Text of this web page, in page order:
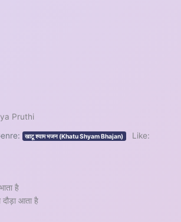
Pruthi
खाटू श्याम भजन (Khatu Shyam Bhajan)
Like:
है
दौड़ा आता है